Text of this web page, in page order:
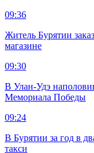
09:36
Житель Бурятии
магазине
09:30
В Улан-Удэ
Мемориала Победы
09:24
В Бурятии за год в
такси